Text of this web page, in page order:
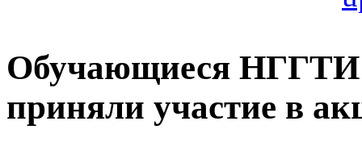
Обучающиеся НГГТИ
приняли участие в